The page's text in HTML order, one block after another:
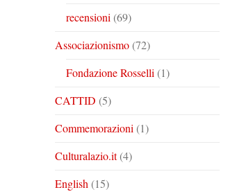
recensioni (69)
Associazionismo(72)
Fondazione Rosselli (1)
CATTID (5)
Commemorazioni (1)
Culturalazio.it(4)
English (15)